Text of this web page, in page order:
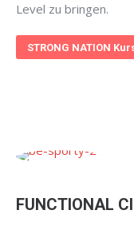
Level zu bringen.
STRONG NATION
FUNCTIONAL